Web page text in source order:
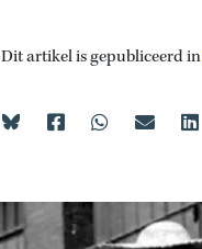
Dit artikel is gepubliceerd in